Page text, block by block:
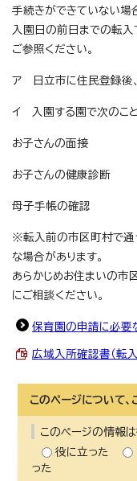
手続きができていない場
入園日の前日までの転入
ご参照ください。
ア 日立市に住民登録後
イ 入園する園で次のこと
お子さんの面接
お子さんの健康診断
母子手帳の確認
※転入前の市区町村で通
な場合があります。
あらかじめお住まいの市
にご相談ください。
保育園の申請に必要
広域入所確認書（転
このページについて
このページの情報は
役に立った
った